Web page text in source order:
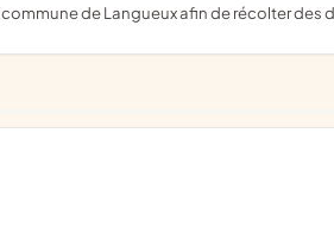
de Langueux afin de récolter